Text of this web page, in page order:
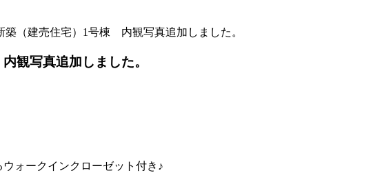
（建売住宅）1号棟 内観写真追加しました。
観写真追加しました。
ォークインクローゼット付き♪